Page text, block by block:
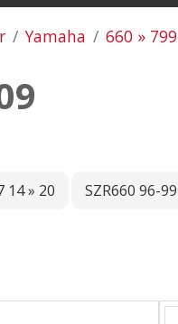
Yamaha 660 » 799
14 » 20 SZR660 96-99